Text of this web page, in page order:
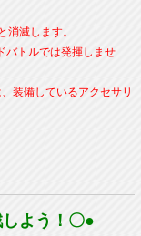
滅します。
バトルでは発揮しませ
装備しているアクセサリ
よう！〇●